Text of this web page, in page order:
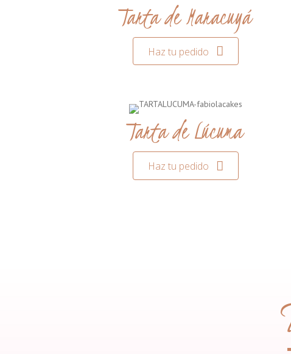
Tarta de Maracuyá
Haz tu pedido
Tarta de Lúcuma
Haz tu pedido